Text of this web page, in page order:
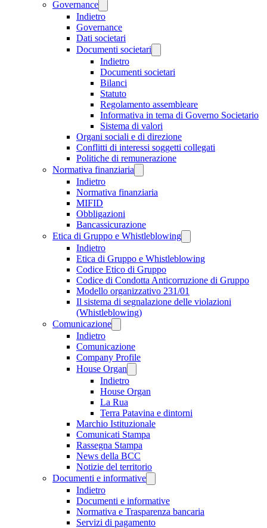
Governance
Indietro
Governance
Dati societari
Documenti societari
Indietro
Documenti societari
Bilanci
Statuto
Regolamento assembleare
Informativa in tema di Governo Societario
Sistema di valori
Organi sociali e di direzione
Conflitti di interessi soggetti collegati
Politiche di remunerazione
Normativa finanziaria
Indietro
Normativa finanziaria
MIFID
Obbligazioni
Bancassicurazione
Etica di Gruppo e Whistleblowing
Indietro
Etica di Gruppo e Whistleblowing
Codice Etico di Gruppo
Codice di Condotta Anticorruzione di Gruppo
Modello organizzativo 231/01
Il sistema di segnalazione delle violazioni
(Whistleblowing)
Comunicazione
Indietro
Comunicazione
Company Profile
House Organ
Indietro
House Organ
La Rua
Terra Patavina e dintorni
Marchio Istituzionale
Comunicati Stampa
Rassegna Stampa
News della BCC
Notizie del territorio
Documenti e informative
Indietro
Documenti e informative
Normativa e Trasparenza bancaria
Servizi di pagamento